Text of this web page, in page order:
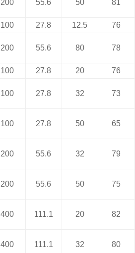
200 55.6 50 81
100 27.8 12.5 76
200 55.6 80 78
100 27.8 20 76
100 27.8 32 73
100 27.8 50 65
200 55.6 32 79
200 55.6 50 75
400 111.1 20 82
400 111.1 32 80